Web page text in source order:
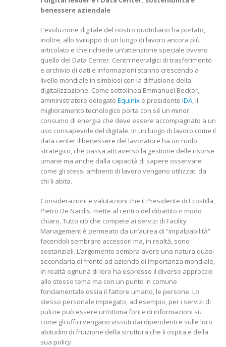
benessere aziendale
L’evoluzione digitale del nostro quotidiano ha portato,
inoltre, allo sviluppo di un luogo di lavoro ancora più
articolato e che richiede un’attenzione speciale ovvero
quello del Data Center. Centri nevralgici di trasferimento
e archivio di dati e informazioni stanno crescendo a
livello mondiale in simbiosi con la diffusione della
digitalizzazione. Come sottolinea Emmanuel Becker,
amministratore delegato Equinix e presidente IDA, il
miglioramento tecnologico porta con sé un minor
consumo di energia che deve essere accompagnato a un
uso consapevole del digitale. In un luogo di lavoro come il
data center il benessere del lavoratore ha un ruolo
strategico, che passa attraverso la gestione delle risorse
umane ma anche dalla capacità di sapere osservare
come gli stessi ambienti di lavoro vengano utilizzati da
chi li abita.
Considerazioni e valutazioni che il Presidente di Ecostilla,
Pietro De Nardis, mette al centro del dibattito n modo
chiaro. Tutto ciò che compete ai servizi di Facility
Management è permeato da un’aurea di “impalpabilità”
facendoli sembrare accessori ma, in realtà, sono
sostanziali. L’argomento sembra avere una natura quasi
secondaria di fronte ad aziende di importanza mondiale,
in realtà ognuna di loro ha espresso il diverso approccio
allo stesso tema ma con un punto in comune
fondamentale ossia il fattore umano, le persone. Lo
stesso personale impiegato, ad esempio, per i servizi di
pulizie può essere un’ottima fonte di informazioni su
come gli uffici vengano vissuti dai dipendenti e sulle loro
abitudini di fruizione della struttura che li ospita e della
sua policy.